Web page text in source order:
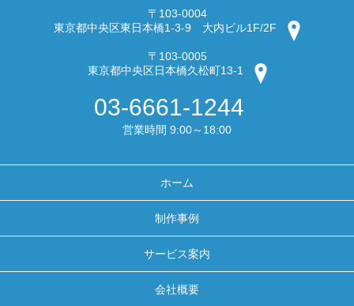
〒103-0004
東京都中央区東日本橋1-3-9 大内ビル1F/2F
〒103-0005
東京都中央区日本橋久松町13-1
03-6661-1244
営業時間 9:00～18:00
ホーム
制作事例
サービス案内
会社概要